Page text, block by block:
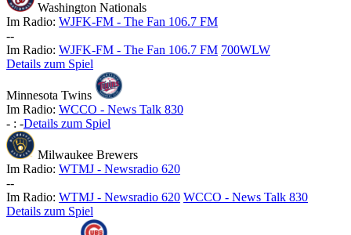
Washington Nationals
Im Radio: WJFK-FM - The Fan 106.7 FM
--
Im Radio: WJFK-FM - The Fan 106.7 FM 700WLW
Details zum Spiel
Minnesota Twins
Im Radio: WCCO - News Talk 830
- : -Details zum Spiel
Milwaukee Brewers
Im Radio: WTMJ - Newsradio 620
--
Im Radio: WTMJ - Newsradio 620 WCCO - News Talk 830
Details zum Spiel